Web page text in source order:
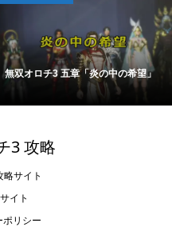
無双オロチ3 五章「炎の中の希望」
3 攻略
略サイト
イト
ポリシー